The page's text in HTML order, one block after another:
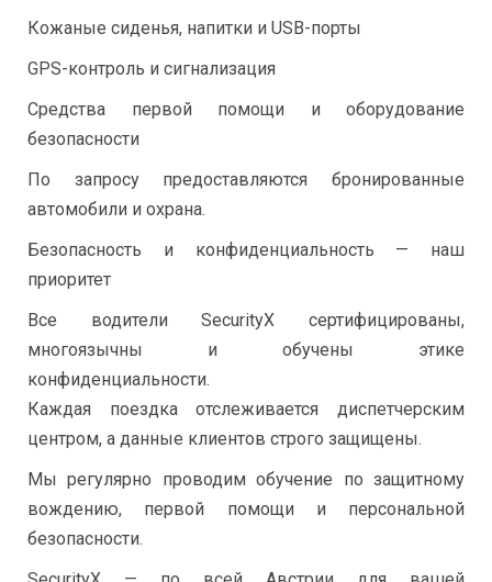
Кожаные сиденья, напитки и USB-порты
GPS-контроль и сигнализация
Средства первой помощи и оборудование
безопасности
По запросу предоставляются бронированные
автомобили и охрана.
Безопасность и конфиденциальность — наш
приоритет
Все водители SecurityX сертифицированы,
многоязычны и обучены этике
конфиденциальности.
Каждая поездка отслеживается диспетчерским
центром, а данные клиентов строго защищены.
Мы регулярно проводим обучение по защитному
вождению, первой помощи и персональной
безопасности.